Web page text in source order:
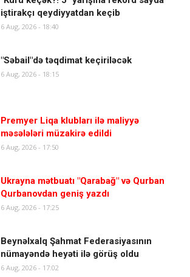
iştirakçı qeydiyyatdan keçib
6 Aug, 2026 - 18:40
"Səbail"də təqdimat keçiriləcək
6 Aug, 2026 - 18:15
Premyer Liqa klubları ilə maliyyə
məsələləri müzakirə edildi
6 Aug, 2026 - 17:50
Ukrayna mətbuatı "Qarabağ" və Qurban
Qurbanovdan geniş yazdı
6 Aug, 2026 - 17:25
Beynəlxalq Şahmat Federasiyasının
nümayəndə heyəti ilə görüş oldu
6 Aug, 2026 - 17:02